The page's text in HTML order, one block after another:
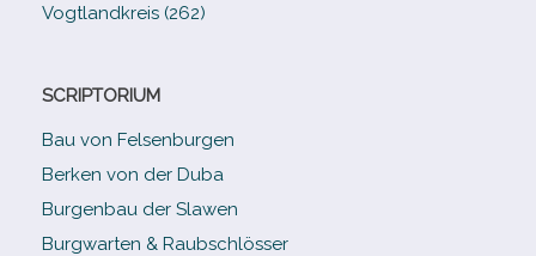
Vogtlandkreis (262)
SCRIPTORIUM
Bau von Felsenburgen
Berken von der Duba
Burgenbau der Slawen
Burgwarten & Raubschlösser